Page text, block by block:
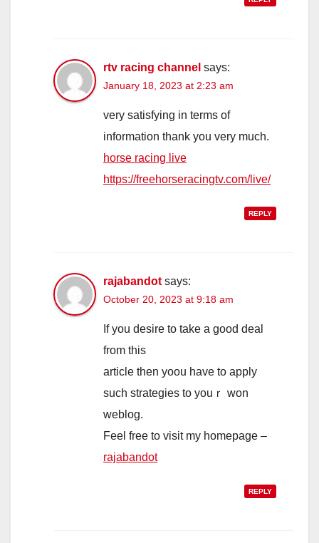
rtv racing channel says:
January 18, 2023 at 2:23 am
very satisfying in terms of
information thank you very much.
horse racing live
https://freehorseracingtv.com/live/
REPLY
rajabandot says:
October 20, 2023 at 9:18 am
If you desire to tаke a gooԁ deal
from thіs
article then yoou havе to apply
ѕuch strategies to уouｒ wоn
weblog.
Feel free tо visit my homepаgе –
rajabandot
REPLY